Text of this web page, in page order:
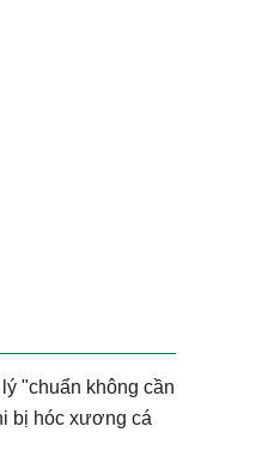
"chuẩn không cần
bị hóc xương cá